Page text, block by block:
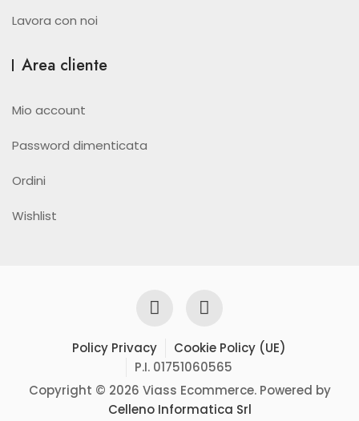
Lavora con noi
Area cliente
Mio account
Password dimenticata
Ordini
Wishlist
Policy Privacy
Cookie Policy (UE)
P.I. 01751060565
Copyright © 2026 Viass Ecommerce. Powered by
Celleno Informatica Srl